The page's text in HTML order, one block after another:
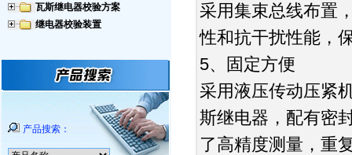
瓦斯继电器校验方案
继电器校验装置
产品搜索：
采用集束总线布置
性和抗干扰性能，
5、固定方便
采用液压传动压紧
斯继电器，配有密
了高精度测量，重